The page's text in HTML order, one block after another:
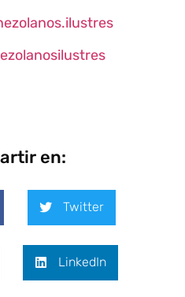
en:
Twitter
LinkedIn